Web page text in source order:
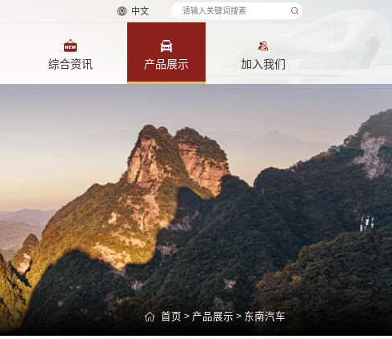
中文
综合资讯 产品展示 加入我们
首页 > 产品展示> 东南汽车